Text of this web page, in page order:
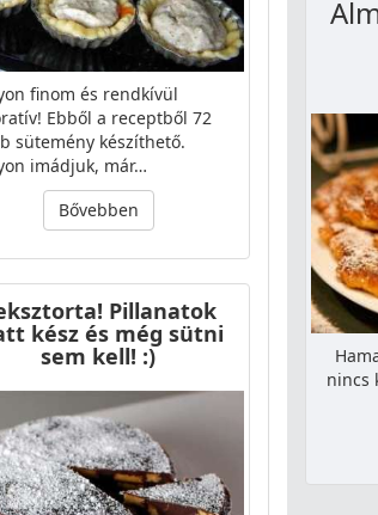
finom és rendkívül
Ebből a receptből 72
sütemény készíthető.
imádjuk, már…
Bővebben
Pillanatok
kész és még sütni
sem kell! :)
nincs